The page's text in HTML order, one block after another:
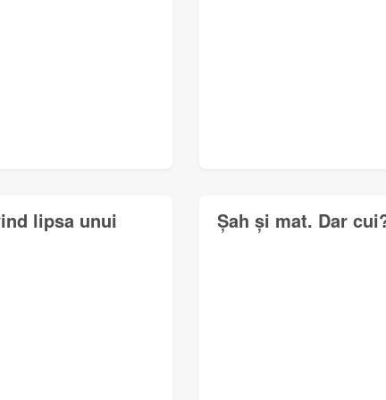
lipsa unui
Șah și mat. Dar